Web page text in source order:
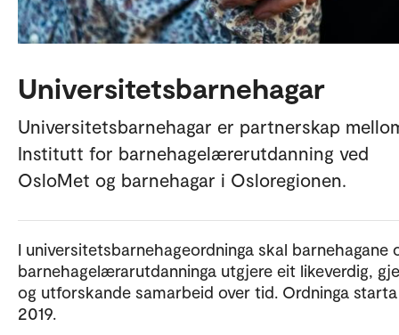
Universitetsbarnehagar
Universitetsbarnehagar er partnerskap
Institutt for barnehagelærerutdanning ved
OsloMet og barnehagar i Osloregionen.
I universitetsbarnehageordninga skal barnehagane
barnehagelærarutdanninga utgjere eit likeverdig,
og utforskande samarbeid over tid. Ordninga
2019.